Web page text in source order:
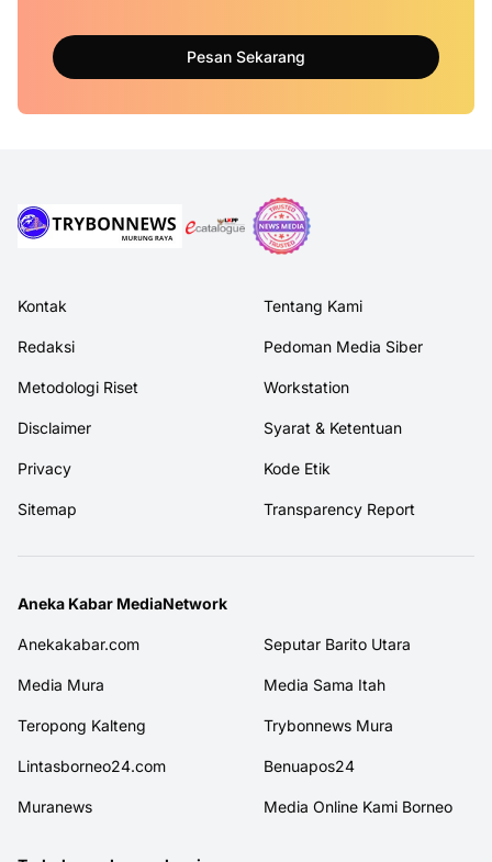
Pesan Sekarang
Kontak Tentang Kami
Redaksi Pedoman Media Siber
Metodologi Riset Workstation
Disclaimer Syarat & Ketentuan
Privacy Kode Etik
Sitemap Transparency Report
Aneka Kabar MediaNetwork
Anekakabar.com Seputar Barito Utara
Media Mura Media Sama Itah
Teropong Kalteng Trybonnews Mura
Lintasborneo24.com Benuapos24
Muranews Media Online Kami Borneo